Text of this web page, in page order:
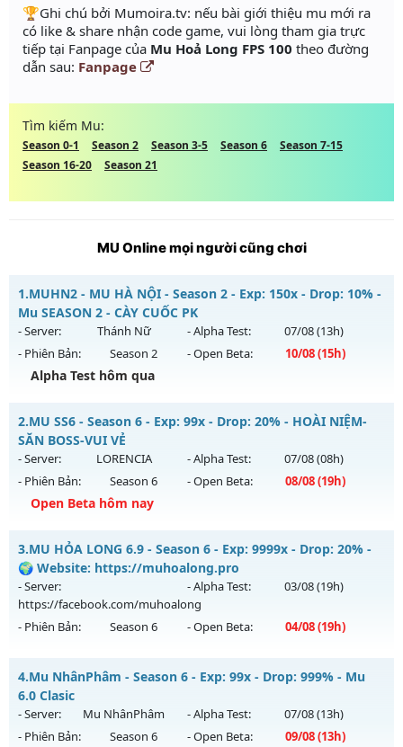
️🏆Ghi chú bởi Mumoira.tv: nếu bài giới thiệu mu mới ra
có like & share nhận code game, vui lòng tham gia trực
tiếp tại Fanpage của Mu Hoả Long FPS 100 theo đường
dẫn sau: Fanpage
Tìm kiếm Mu:
Season 0-1 Season 2 Season 3-5 Season 6
Season 7-15
Season 16-20
Season 21
MU Online mọi người cũng chơi
1.MUHN2 - MU HÀ NỘI - Season 2 - Exp: 150x - Drop: 10% -
Mu SEASON 2 - CÀY CUỐC PK
- Server: Thánh Nữ - Alpha Test: 07/08(13h)
- Phiên Bản:
Season 2 - Open Beta: 10/08(15h)
Alpha Test hôm qua
MUHN2 - MU HÀ NỘI - Mu SEASON 2 - CÀY CUỐC PK
Mu mới ra tháng 08 2026 - Mở máy chủ
ngày 10/08/2626
Exp: 150x - Drop: 10%
Kiểu reset: Reset In Game
Thể loại: Mu Nguyên bản Webzen
Antihack: IGMU.DEV
2.MU SS6 - Season 6 - Exp: 99x - Drop: 20% - HOÀI NIỆM-
SĂN BOSS-VUI VẺ
- Server: LORENCIA - Alpha Test: 07/08(08h)
- Phiên Bản:
Season 6 - Open Beta: 08/08(19h)
Open Beta hôm nay
MU SS6 - HOÀI NIỆM-SĂN BOSS-VUI VẺ
Mu mới ra tháng 08 2026 - Mở máy chủ
ngày 08/08/2626
Exp: 99x - Drop: 20%
Antihack: OK
3.MU HỎA LONG 6.9 - Season 6 - Exp: 9999x - Drop: 20% -
🌍 Website: https://muhoalong.pro
- Server:
https://facebook.com/muhoalong
- Alpha Test: 03/08(19h)
- Phiên Bản: Season 6 - Open Beta: 04/08(19h)
MU HỎA LONG 6.9 - 🌍 Website: https://muhoalong.pro
Mu mới ra tháng 08 2026 - Mở máy chủ
https://facebook.com/muhoalongvào 19h ngày
04/08/2626
4.Mu NhânPhâm - Season 6 - Exp: 99x - Drop: 999% - Mu
6.0 Clasic
- Server: Mu NhânPhâm - Alpha Test: 07/08(13h)
- Phiên Bản:
Season 6 - Open Beta: 09/08(13h)